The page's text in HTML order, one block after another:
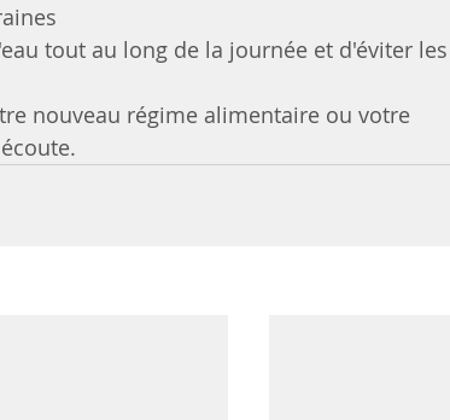
tout au long de la journée et d'éviter les
nouveau régime alimentaire ou votre